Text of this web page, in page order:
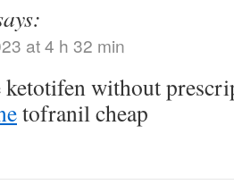
at 4 h 32 min
ketotifen without
tofranil cheap